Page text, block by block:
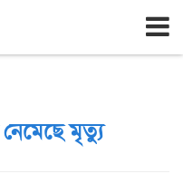
১৪৩৩
মৃত্যু